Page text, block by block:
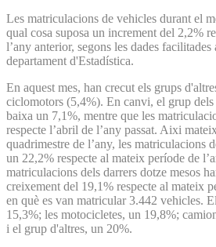
Les matriculacions de vehicles durant el
qual cosa suposa un increment del 2,2%
l’any anterior, segons les dades
departament d'Estadística.
En aquest mes, han crecut els grups
ciclomotors (5,4%). En canvi, el grup dels
baixa un 7,1%, mentre que les
respecte l’abril de l’any passat. Aixi
quadrimestre de l’any, les matriculacions
un 22,2% respecte al mateix període de
matriculacions dels darrers dotze mesos
creixement del 19,1% respecte al mateix
en què es van matricular 3.442 vehicles.
15,3%; les motocicletes, un 19,8%;
i el grup d'altres, un 20%.